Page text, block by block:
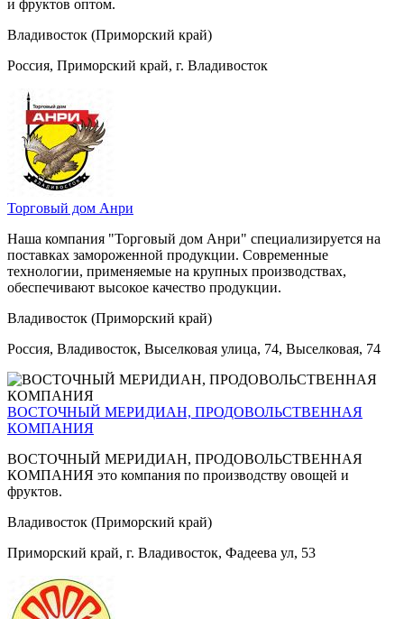
и фруктов оптом.
Владивосток (Приморский край)
Россия, Приморский край, г. Владивосток
Торговый дом Анри
Наша компания "Торговый дом Анри" специализируется на
поставках замороженной продукции. Современные
технологии, применяемые на крупных производствах,
обеспечивают высокое качество продукции.
Владивосток (Приморский край)
Россия, Владивосток, Выселковая улица, 74, Выселковая, 74
ВОСТОЧНЫЙ МЕРИДИАН, ПРОДОВОЛЬСТВЕННАЯ
КОМПАНИЯ
ВОСТОЧНЫЙ МЕРИДИАН, ПРОДОВОЛЬСТВЕННАЯ
КОМПАНИЯ это компания по производству овощей и
фруктов.
Владивосток (Приморский край)
Приморский край, г. Владивосток, Фадеева ул, 53